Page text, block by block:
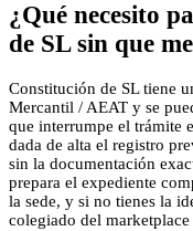
¿Qué necesito
de SL sin que
Constitución de SL tiene
Mercantil / AEAT y se
que interrumpe el trámite
dada de alta el registro
sin la documentación
prepara el expediente
la sede, y si no tienes la
colegiado del